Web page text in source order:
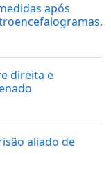
após
direita e
aliado de